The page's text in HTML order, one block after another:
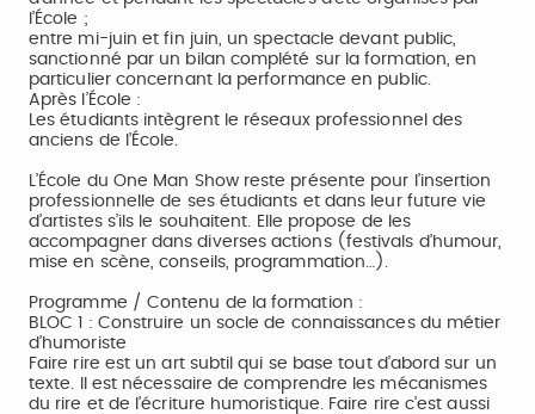
l’École ;
entre mi-juin et fin juin, un spectacle devant public,
sanctionné par un bilan complété sur la formation, en
particulier concernant la performance en public.
Après l’École :
Les étudiants intègrent le réseaux professionnel des
anciens de l’École.
L’École du One Man Show reste présente pour l’insertion
professionnelle de ses étudiants et dans leur future vie
d’artistes s’ils le souhaitent. Elle propose de les
accompagner dans diverses actions (festivals d’humour,
mise en scène, conseils, programmation…).
Programme / Contenu de la formation :
BLOC 1 : Construire un socle de connaissances du métier
d’humoriste
Faire rire est un art subtil qui se base tout d’abord sur un
texte. Il est nécessaire de comprendre les mécanismes
du rire et de l’écriture humoristique. Faire rire c’est aussi